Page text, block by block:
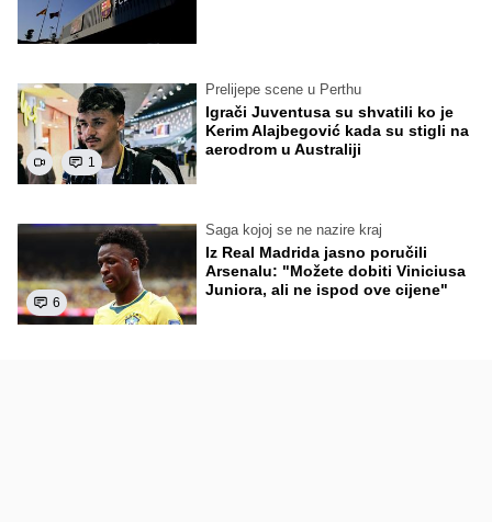
1
Prelijepe scene u Perthu
Igrači Juventusa su shvatili ko je
Kerim Alajbegović kada su stigli na
aerodrom u Australiji
6
Saga kojoj se ne nazire kraj
Iz Real Madrida jasno poručili
Arsenalu: "Možete dobiti Viniciusa
Juniora, ali ne ispod ove cijene"